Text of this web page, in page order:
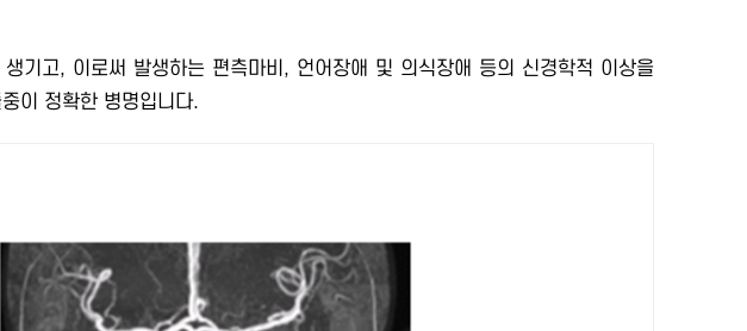
기고, 이로써 발생하는 편측마비, 언어장애 및 의식장애 등의 신경학적 이상을
이 정확한 병명입니다.